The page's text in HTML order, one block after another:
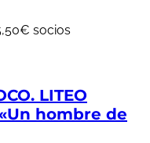
socios
LITEO
hombre de